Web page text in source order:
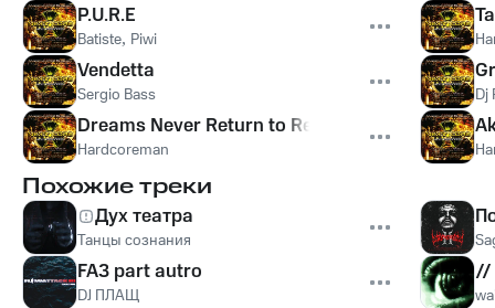
P.U.R.E
Batiste, Piwi
Vendetta
Sergio Bass
Dreams Never Return to Reality
Hardcoreman
Dj
Похожие треки
Дух театра
Танцы сознания
FA3 part autro
DJ ПЛАЩ
//